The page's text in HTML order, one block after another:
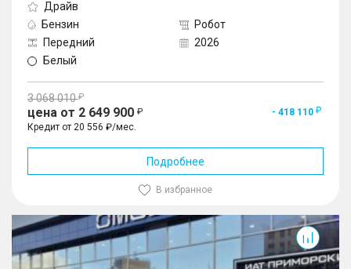
Драйв
Бензин
Робот
Передний
2026
Белый
3 068 010
цена от 2 649 900
- 418 110
Кредит от 20 556 ₽/мес.
Подробнее
В избранное